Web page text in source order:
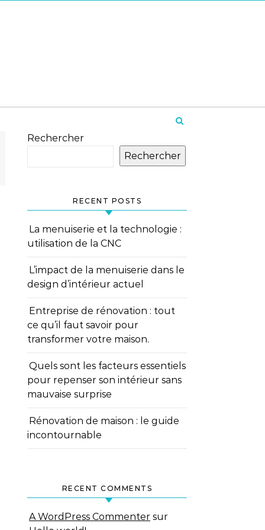
Rechercher
Rechercher
RECENT POSTS
La menuiserie et la technologie :
utilisation de la CNC
L’impact de la menuiserie dans le
design d’intérieur actuel
Entreprise de rénovation : tout
ce qu’il faut savoir pour
transformer votre maison.
Quels sont les facteurs essentiels
pour repenser son intérieur sans
mauvaise surprise
Rénovation de maison : le guide
incontournable
RECENT COMMENTS
A WordPress Commenter sur